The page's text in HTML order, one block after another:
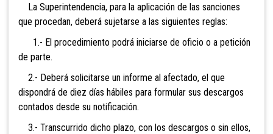
La Superintendencia, para la aplicación de las sanciones
que procedan, deberá sujetarse a las siguientes reglas:
1.- El procedimiento podrá iniciarse de oficio o a petición
de parte.
2.- Deberá solicitarse un informe al afectado, el que
dispondrá de diez días hábiles para formular sus descargos
contados desde su notificación.
3.- Transcurrido dicho plazo, con los descargos o sin ellos,